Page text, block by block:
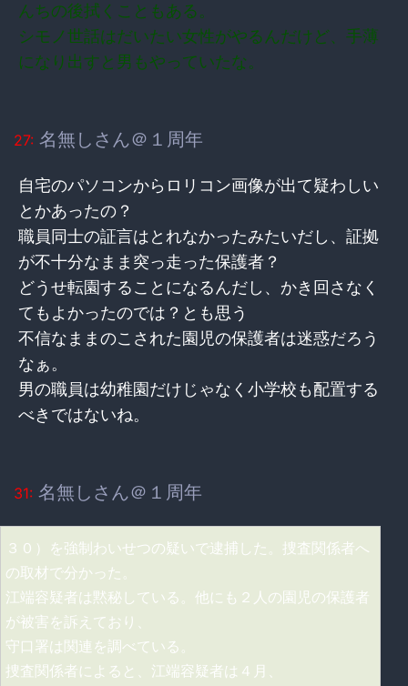
んちの後拭くこともある。
シモノ世話はだいたい女性がやるんだけど、手薄
になり出すと男もやっていたな。
27: 名無しさん＠１周年
自宅のパソコンからロリコン画像が出て疑わしい
とかあったの？
職員同士の証言はとれなかったみたいだし、証拠
が不十分なまま突っ走った保護者？
どうせ転園することになるんだし、かき回さなく
てもよかったのでは？とも思う
不信なままのこされた園児の保護者は迷惑だろう
なぁ。
男の職員は幼稚園だけじゃなく小学校も配置する
べきではないね。
31: 名無しさん＠１周年
３０）を強制わいせつの疑いで逮捕した。捜査関係者へ
の取材で分かった。
江端容疑者は黙秘している。他にも２人の園児の保護者
が被害を訴えており、
守口署は関連を調べている。
捜査関係者によると、江端容疑者は４月、